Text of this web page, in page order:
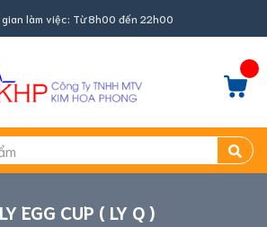
gian làm việc: Từ 8h00 đến 22h00
EGG CUP ( LY Q )